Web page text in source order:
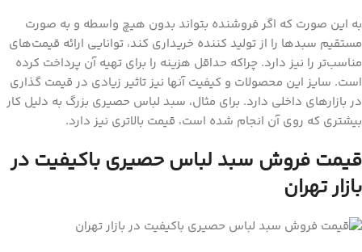
به این صورت که اگر فروشنده بتواند بدون هیچ واسطه و به صورت
مستقیم سبدها را از تولید کننده خریداری کند، توانایی ارائه قیمت‌های
مناسب‌تر را نیز دارد. چراکه حداقل هزینه را برای تهیه آن پرداخت کرده
است. سایز این محصولات و کیفیت آنها نیز تاثیر زیادی در قیمت گذاری
در بازارهای داخلی دارد. برای مثال، سبد لباس حصیری بزرگ به دلیل کار
بیشتری که روی آن انجام شده است، قیمت بالاتری نیز دارد‌.
قیمت فروش سبد لباس حصیری باکیفیت در
بازار تهران